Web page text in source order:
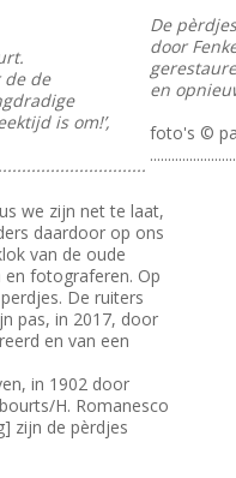
de de
is om!’,
De
door
en
foto's ©
we zijn net te laat,
daardoor op ons
van de oude
fotograferen. Op
De ruiters
pas, in 2017, door
en van een
in 1902 door
H. Romanesco
zijn de pèrdjes